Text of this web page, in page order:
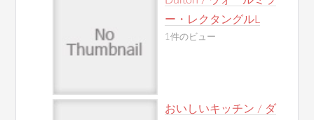
ー・レクタングルL
1件のビュー
おいしいキッチン / ダ